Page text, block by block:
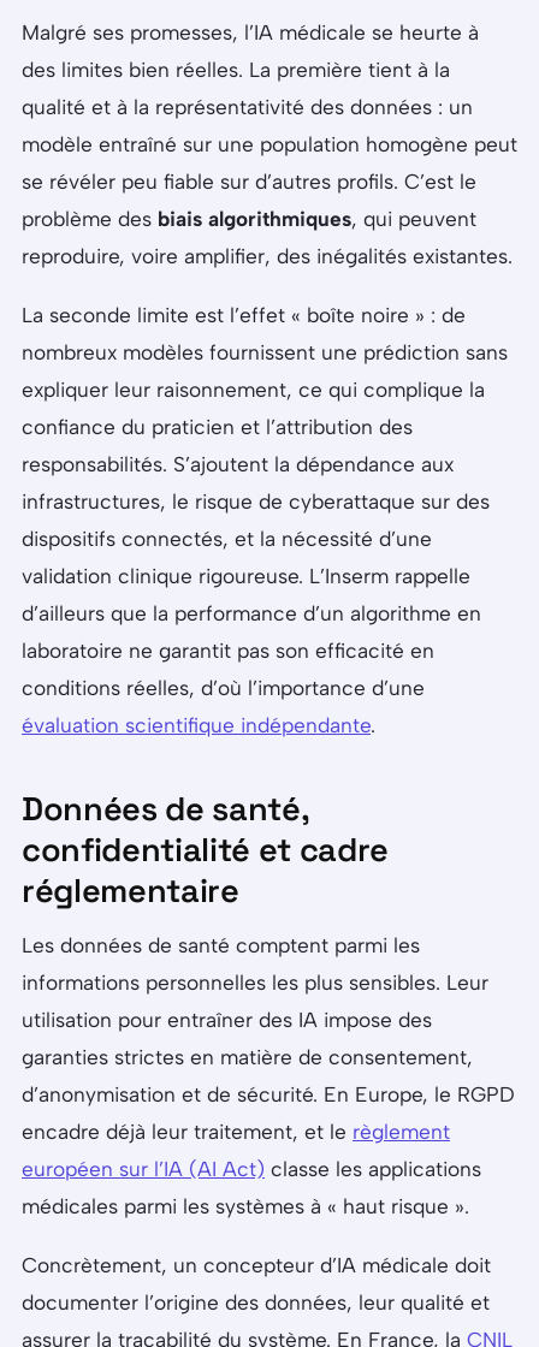
Malgré ses promesses, l’IA médicale se heurte à
des limites bien réelles. La première tient à la
qualité et à la représentativité des données : un
modèle entraîné sur une population homogène peut
se révéler peu fiable sur d’autres profils. C’est le
problème des biais algorithmiques, qui peuvent
reproduire, voire amplifier, des inégalités existantes.
La seconde limite est l’effet « boîte noire » : de
nombreux modèles fournissent une prédiction sans
expliquer leur raisonnement, ce qui complique la
confiance du praticien et l’attribution des
responsabilités. S’ajoutent la dépendance aux
infrastructures, le risque de cyberattaque sur des
dispositifs connectés, et la nécessité d’une
validation clinique rigoureuse. L’Inserm rappelle
d’ailleurs que la performance d’un algorithme en
laboratoire ne garantit pas son efficacité en
conditions réelles, d’où l’importance d’une
évaluation scientifique indépendante.
Données de santé,
confidentialité et cadre
réglementaire
Les données de santé comptent parmi les
informations personnelles les plus sensibles. Leur
utilisation pour entraîner des IA impose des
garanties strictes en matière de consentement,
d’anonymisation et de sécurité. En Europe, le RGPD
encadre déjà leur traitement, et le règlement
européen sur l’IA (AI Act) classe les applications
médicales parmi les systèmes à « haut risque ».
Concrètement, un concepteur d’IA médicale doit
documenter l’origine des données, leur qualité et
assurer la traçabilité du système. En France, la CNIL